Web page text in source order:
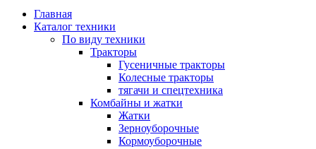
Главная
Каталог техники
По виду техники
Тракторы
Гусеничные тракторы
Колесные тракторы
тягачи и спецтехника
Комбайны и жатки
Жатки
Зерноуборочные
Кормоуборочные